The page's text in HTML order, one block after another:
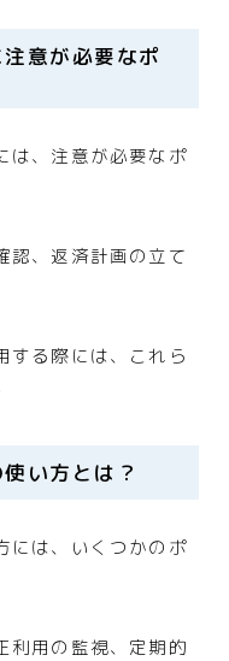
意が必要なポ
は、注意が必要なポ
認、返済計画の立て
する際には、これら
い方とは？
には、いくつかのポ
利用の監視、定期的